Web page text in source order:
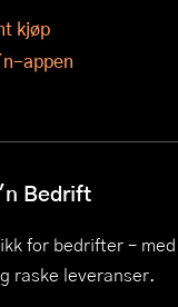
kjøp
appen
Bedrift
for bedrifter –
raske leveranser.